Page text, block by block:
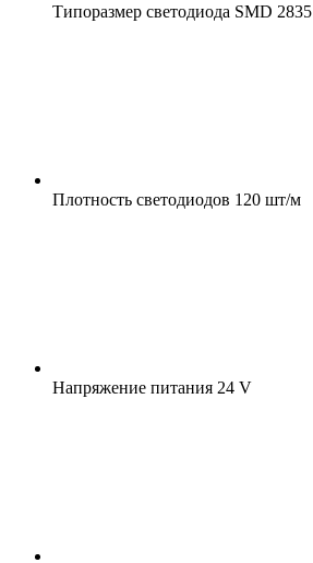
Типоразмер светодиода SMD 2835
Плотность светодиодов 120 шт/м
Напряжение питания 24 V